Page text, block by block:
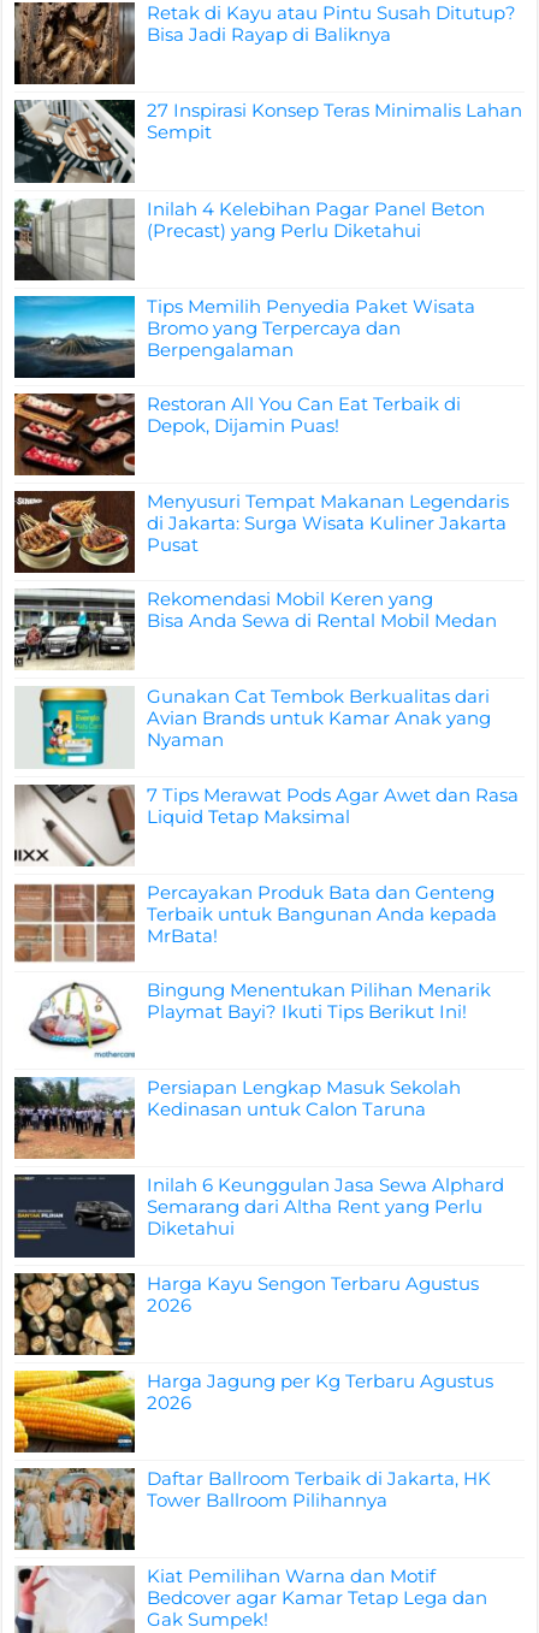
Retak di Kayu atau Pintu Susah Ditutup?
Bisa Jadi Rayap di Baliknya
27 Inspirasi Konsep Teras Minimalis Lahan
Sempit
Inilah 4 Kelebihan Pagar Panel Beton
(Precast) yang Perlu Diketahui
Tips Memilih Penyedia Paket Wisata
Bromo yang Terpercaya dan
Berpengalaman
Restoran All You Can Eat Terbaik di
Depok, Dijamin Puas!
Menyusuri Tempat Makanan Legendaris
di Jakarta: Surga Wisata Kuliner Jakarta
Pusat
Rekomendasi Mobil Keren yang
Bisa Anda Sewa di Rental Mobil Medan
Gunakan Cat Tembok Berkualitas dari
Avian Brands untuk Kamar Anak yang
Nyaman
7 Tips Merawat Pods Agar Awet dan Rasa
Liquid Tetap Maksimal
Percayakan Produk Bata dan Genteng
Terbaik untuk Bangunan Anda kepada
MrBata!
Bingung Menentukan Pilihan Menarik
Playmat Bayi? Ikuti Tips Berikut Ini!
Persiapan Lengkap Masuk Sekolah
Kedinasan untuk Calon Taruna
Inilah 6 Keunggulan Jasa Sewa Alphard
Semarang dari Altha Rent yang Perlu
Diketahui
Harga Kayu Sengon Terbaru Agustus
2026
Harga Jagung per Kg Terbaru Agustus
2026
Daftar Ballroom Terbaik di Jakarta, HK
Tower Ballroom Pilihannya
Kiat Pemilihan Warna dan Motif
Bedcover agar Kamar Tetap Lega dan
Gak Sumpek!